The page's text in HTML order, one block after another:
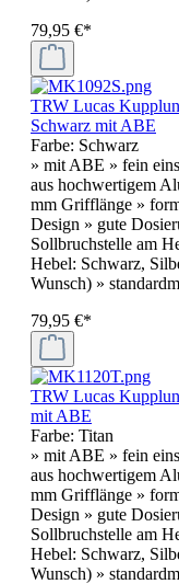
79,95 €*
TRW Lucas
Schwarz mit ABE
Farbe: Schwarz
» mit ABE » fein
aus hochwertigem
mm Grifflänge »
Design » gute
Sollbruchstelle am
Hebel: Schwarz,
Wunsch) »
79,95 €*
TRW Lucas
mit ABE
Farbe: Titan
» mit ABE » fein
aus hochwertigem
mm Grifflänge »
Design » gute
Sollbruchstelle am
Hebel: Schwarz,
Wunsch) »